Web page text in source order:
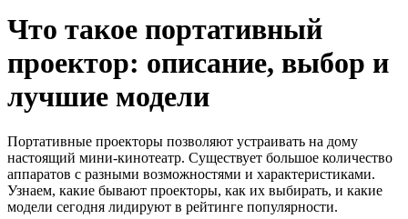
Что такое портативный
проектор: описание, выбор и
лучшие модели
Портативные проекторы позволяют устраивать на дому
настоящий мини-кинотеатр. Существует большое количество
аппаратов с разными возможностями и характеристиками.
Узнаем, какие бывают проекторы, как их выбирать, и какие
модели сегодня лидируют в рейтинге популярности.